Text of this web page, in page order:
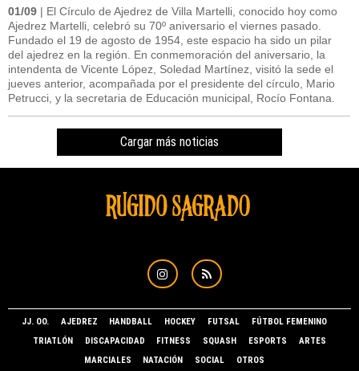
01/09 | El Círculo de Ajedrez de Villa Martelli, conocido hoy como
Ajedrez Martelli, celebró su 70º aniversario el viernes pasado.
Fundado el 19 de agosto de 1954, este espacio ha sido un pilar
del ajedrez en la región. En conmemoración del aniversario, la
intendenta de Vicente López, Soledad Martínez, visitó la sede el
jueves anterior, acompañada por el presidente del círculo, Mario
Petrucci, y la secretaria de Educación municipal, Rocío Fontana.
Cargar más noticias
JJ. OO. AJEDREZ HANDBALL HOCKEY FUTSAL
FÚTBOL FEMENINO
TRIATLÓN
DISCAPACIDAD FITNESS SQUASH ESPORTS
ARTES
MARCIALES
NATACIÓN SOCIAL OTROS